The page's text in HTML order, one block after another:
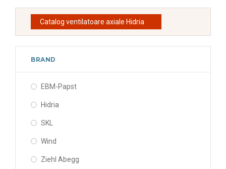
Catalog ventilatoare axiale Hidria
BRAND
EBM-Papst
Hidria
SKL
Wind
Ziehl Abegg